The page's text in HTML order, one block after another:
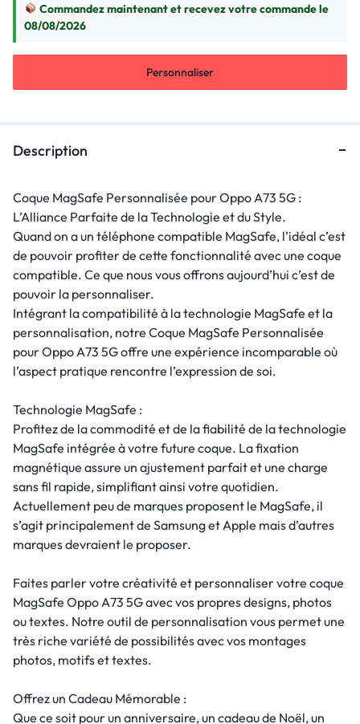
Commandez maintenant et recevez votre commande le
08/08/2026
Personnaliser
Description
Coque MagSafe Personnalisée pour Oppo A73 5G :
L’Alliance Parfaite de la Technologie et du Style.
Quand on a un téléphone compatible MagSafe, l’idéal c’est
de pouvoir profiter de cette fonctionnalité avec une coque
compatible. Ce que nous vous offrons aujourd’hui c’est de
pouvoir la personnaliser.
Intégrant la compatibilité à la technologie MagSafe et la
personnalisation, notre Coque MagSafe Personnalisée
pour Oppo A73 5G offre une expérience incomparable où
l’aspect pratique rencontre l’expression de soi.
Technologie MagSafe :
Profitez de la commodité et de la fiabilité de la technologie
MagSafe intégrée à votre future coque. La fixation
magnétique assure un ajustement parfait et une charge
sans fil rapide, simplifiant ainsi votre quotidien.
Actuellement peu de marques proposent le MagSafe, il
s’agit principalement de Samsung et Apple mais d’autres
marques devraient le proposer.
Faites parler votre créativité et personnaliser votre coque
MagSafe Oppo A73 5G avec vos propres designs, photos
ou textes. Notre outil de personnalisation vous permet une
très riche variété de possibilités avec vos montages
photos, motifs et textes.
Offrez un Cadeau Mémorable :
Que ce soit pour un anniversaire, un cadeau de Noël, un